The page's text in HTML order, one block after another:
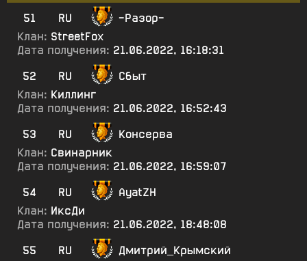
51
RU
-Разор-
Клан: StreetFox
Дата получения: 21.06.2022, 16:18:31
52
RU
Сбыт
Клан: Киллинг
Дата получения: 21.06.2022, 16:52:43
53
RU
Консерва
Клан: Свинарник
Дата получения: 21.06.2022, 16:59:07
54
RU
AyatZH
Клан: ИксДи
Дата получения: 21.06.2022, 18:48:08
55
RU
Дмитрий_Крымский